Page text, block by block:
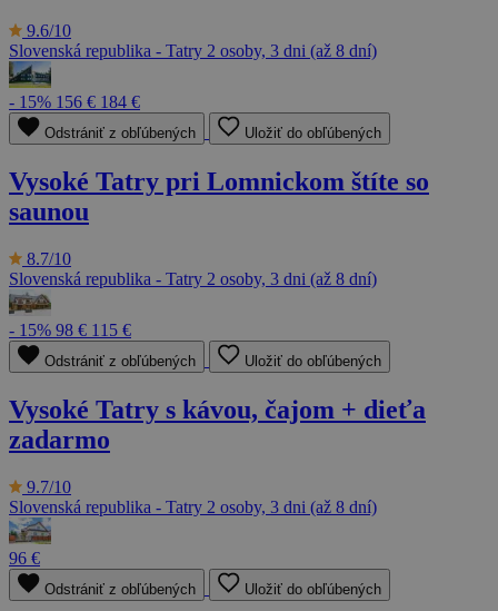
9.6/10
Slovenská republika - Tatry 2 osoby, 3 dni (až 8 dní)
- 15% 156 € 184 €
Odstrániť z obľúbených Uložiť do obľúbených
Vysoké Tatry pri Lomnickom štíte so
saunou
8.7/10
Slovenská republika - Tatry 2 osoby, 3 dni (až 8 dní)
- 15% 98 € 115 €
Odstrániť z obľúbených Uložiť do obľúbených
Vysoké Tatry s kávou, čajom + dieťa
zadarmo
9.7/10
Slovenská republika - Tatry 2 osoby, 3 dni (až 8 dní)
96 €
Odstrániť z obľúbených Uložiť do obľúbených